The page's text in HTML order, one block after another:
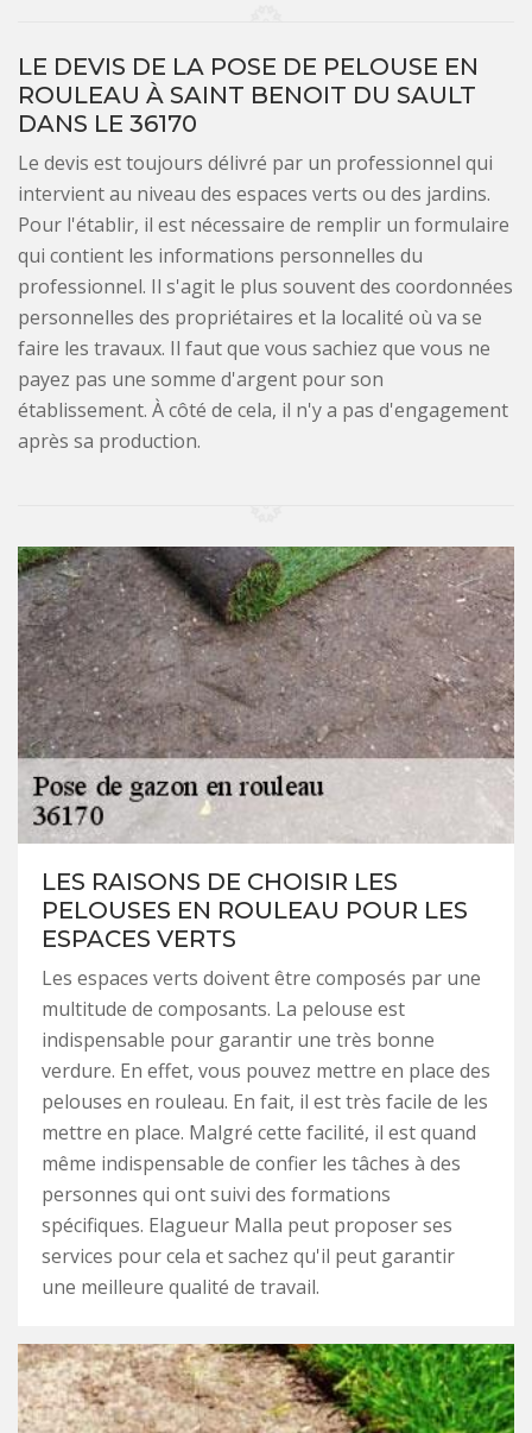
LE DEVIS DE LA POSE DE PELOUSE EN
ROULEAU À SAINT BENOIT DU SAULT
DANS LE 36170
Le devis est toujours délivré par un professionnel qui
intervient au niveau des espaces verts ou des jardins.
Pour l'établir, il est nécessaire de remplir un formulaire
qui contient les informations personnelles du
professionnel. Il s'agit le plus souvent des coordonnées
personnelles des propriétaires et la localité où va se
faire les travaux. Il faut que vous sachiez que vous ne
payez pas une somme d'argent pour son
établissement. À côté de cela, il n'y a pas d'engagement
après sa production.
LES RAISONS DE CHOISIR LES
PELOUSES EN ROULEAU POUR LES
ESPACES VERTS
Les espaces verts doivent être composés par une
multitude de composants. La pelouse est
indispensable pour garantir une très bonne
verdure. En effet, vous pouvez mettre en place des
pelouses en rouleau. En fait, il est très facile de les
mettre en place. Malgré cette facilité, il est quand
même indispensable de confier les tâches à des
personnes qui ont suivi des formations
spécifiques. Elagueur Malla peut proposer ses
services pour cela et sachez qu'il peut garantir
une meilleure qualité de travail.